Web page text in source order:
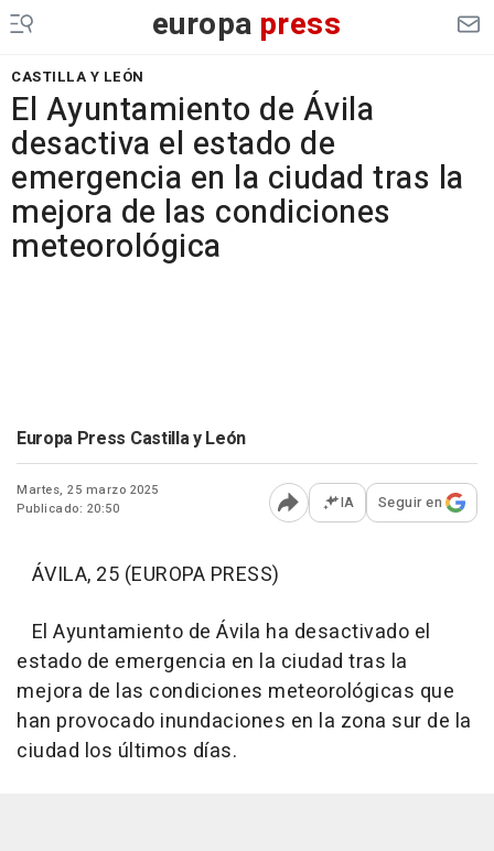
europa press
CASTILLA Y LEÓN
El Ayuntamiento de Ávila
desactiva el estado de
emergencia en la ciudad tras la
mejora de las condiciones
meteorológica
Europa Press Castilla y León
Martes, 25 marzo 2025
Publicado: 20:50
Abrir opciones para
IA Seguir en
ÁVILA, 25 (EUROPA PRESS)
El Ayuntamiento de Ávila ha desactivado el
estado de emergencia en la ciudad tras la
mejora de las condiciones meteorológicas que
han provocado inundaciones en la zona sur de la
ciudad los últimos días.